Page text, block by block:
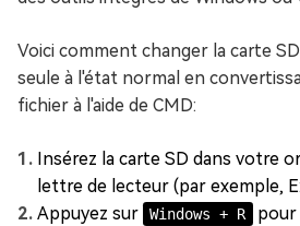
Voici comment changer la carte
seule à l'état normal en
fichier à l'aide de CMD:
Insérez la carte SD dans votre
lettre de lecteur (par exemple,
Appuyez sur
Windows + R
pour